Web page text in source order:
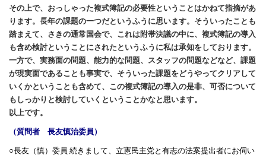
その上で、おっしゃった複式簿記の必要性ということはかねて指摘があ
ります。長年の課題の一つだというふうに思います。そういったことも
踏まえて、さきの通常国会で、これは附帯決議の中に、複式簿記の導入
も含め検討ということにされたというふうに私は承知をしております。
一方で、実務面の問題、能力的な問題、スタッフの問題などなど、課題
が現実面であることも事実で、そういった課題をどうやってクリアして
いくかということも含めて、この複式簿記の導入の是非、可否について
もしっかりと検討していくということかなと思います。
以上です。
（質問者 長友慎治委員）
○長友（慎）委員 続きまして、立憲民主党と有志の法案提出者にお伺い